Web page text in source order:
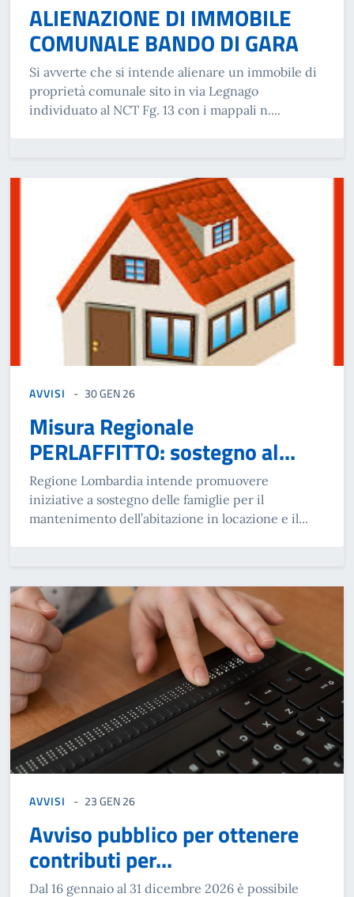
ALIENAZIONE DI IMMOBILE
COMUNALE BANDO DI GARA
Si avverte che si intende alienare un immobile di
proprietà comunale sito in via Legnago
individuato al NCT Fg. 13 con i mappali n....
AVVISI 30 GEN 26
Misura Regionale
PERLAFFITTO: sostegno al...
Regione Lombardia intende promuovere
iniziative a sostegno delle famiglie per il
mantenimento dell’abitazione in locazione e il...
AVVISI 23 GEN 26
Avviso pubblico per ottenere
contributi per...
Dal 16 gennaio al 31 dicembre 2026 è possibile